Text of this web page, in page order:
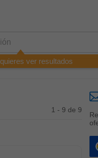
ver resultados
1 - 9 de 9